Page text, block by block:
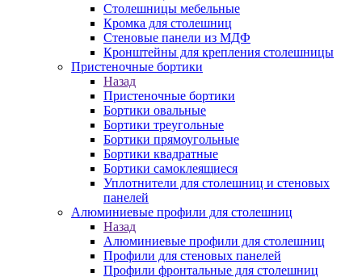
Столешницы мебельные
Кромка для столешниц
Стеновые панели из МДФ
Кронштейны для крепления столешницы
Пристеночные бортики
Назад
Пристеночные бортики
Бортики овальные
Бортики треугольные
Бортики прямоугольные
Бортики квадратные
Бортики самоклеящиеся
Уплотнители для столешниц и стеновых
панелей
Алюминиевые профили для столешниц
Назад
Алюминиевые профили для столешниц
Профили для стеновых панелей
Профили фронтальные для столешниц